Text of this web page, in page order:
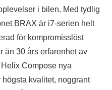
i bilen. Med tydlig
BRAX är i7-serien helt
för kompromisslöst
än 30 års erfarenhet av
Compose nya
kvalitet, noggrant